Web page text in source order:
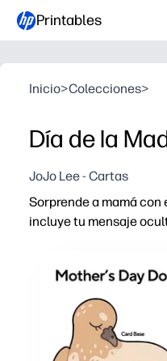
Printables
Inicio>Colecciones>
Día de la
JoJo Lee - Cartas
Sorprende a mamá
incluye tu mensaje
Imprime, corta y
Mantienes a los
Los niños
Perfecto para las